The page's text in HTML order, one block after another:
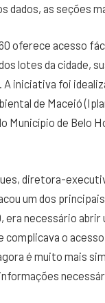
dados, as seções
oferece acesso
lotes da cidade,
A iniciativa foi
de Maceió
Município de Belo
diretora-
um dos
era necessário
complicava o
é muito mais